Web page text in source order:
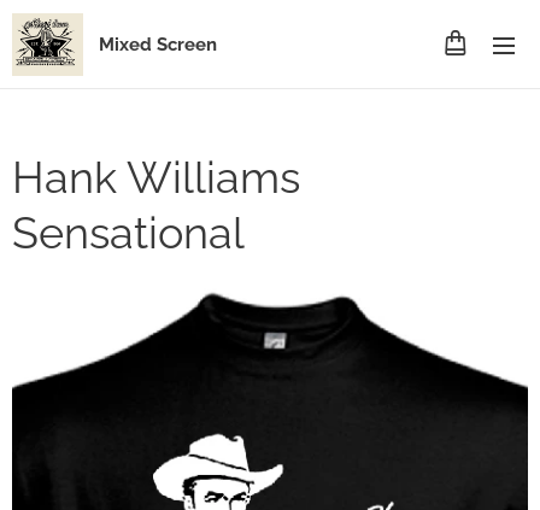
Mixed Screen
Hank Williams
Sensational